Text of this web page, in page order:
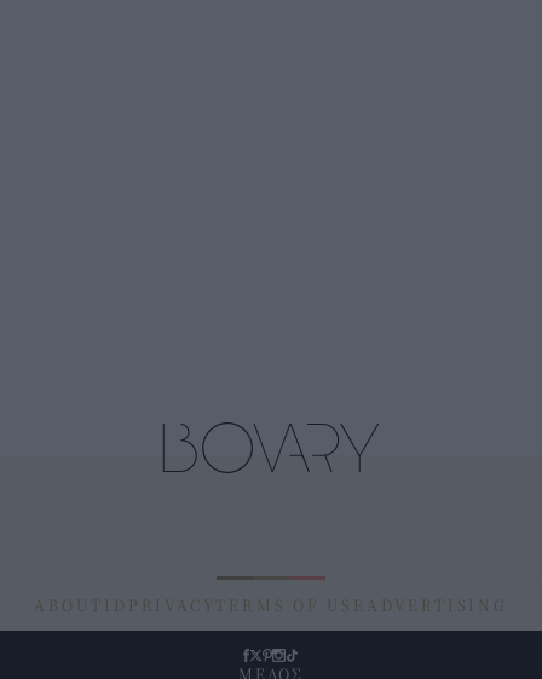
ABOUT ID PRIVACY TERMS OF USE ADVERTISING
ΜΕΛΟΣ